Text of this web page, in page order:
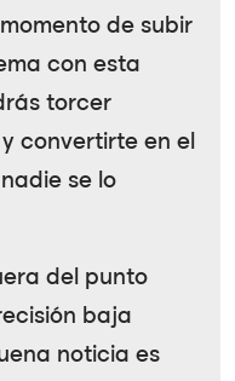
de subir
con esta
torcer
convertirte en el
se lo
del punto
baja
noticia es